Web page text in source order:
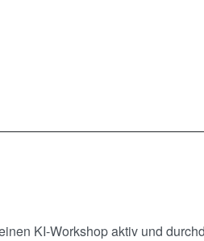
KI-Workshop aktiv und